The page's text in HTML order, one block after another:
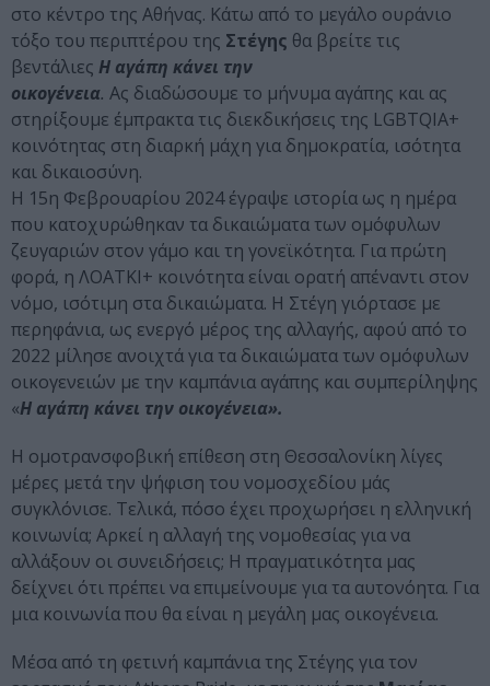
στο κέντρο της Αθήνας. Κάτω από το μεγάλο ουράνιο
τόξο του περιπτέρου της Στέγης θα βρείτε τις
βεντάλιες Η αγάπη κάνει την
οικογένεια. Ας διαδώσουμε το μήνυμα αγάπης και ας
στηρίξουμε έμπρακτα τις διεκδικήσεις της LGBTQIΑ+
κοινότητας στη διαρκή μάχη για δημοκρατία, ισότητα
και δικαιοσύνη.
Η 15η Φεβρουαρίου 2024 έγραψε ιστορία ως η ημέρα
που κατοχυρώθηκαν τα δικαιώματα των ομόφυλων
ζευγαριών στον γάμο και τη γονεϊκότητα. Για πρώτη
φορά, η ΛΟΑΤΚΙ+ κοινότητα είναι ορατή απέναντι στον
νόμο, ισότιμη στα δικαιώματα. Η Στέγη γιόρτασε με
περηφάνια, ως ενεργό μέρος της αλλαγής, αφού από το
2022 μίλησε ανοιχτά για τα δικαιώματα των ομόφυλων
οικογενειών με την καμπάνια αγάπης και συμπερίληψης
«Η αγάπη κάνει την οικογένεια».
Η ομοτρανσφοβική επίθεση στη Θεσσαλονίκη λίγες
μέρες μετά την ψήφιση του νομοσχεδίου μάς
συγκλόνισε. Τελικά, πόσο έχει προχωρήσει η ελληνική
κοινωνία; Αρκεί η αλλαγή της νομοθεσίας για να
αλλάξουν οι συνειδήσεις; Η πραγματικότητα μας
δείχνει ότι πρέπει να επιμείνουμε για τα αυτονόητα. Για
μια κοινωνία που θα είναι η μεγάλη μας οικογένεια.
Μέσα από τη φετινή καμπάνια της Στέγης για τον